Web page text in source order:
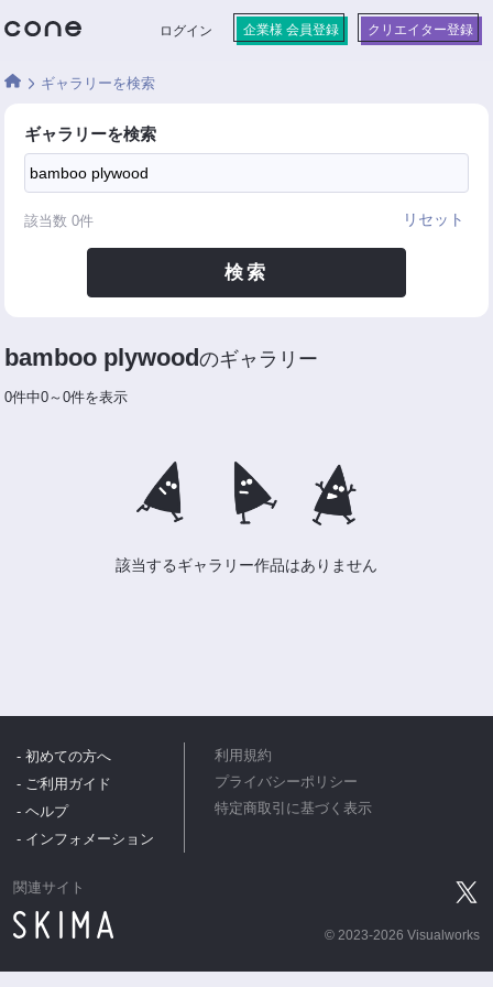
ログイン 企業様 会員登録 クリエイター登録
ギャラリーを検索
ギャラリーを検索
該当数0件 リセット
検索
bamboo plywoodのギャラリー
0件中0～0件を表示
該当するギャラリー作品はありません
- 初めての方へ
- ご利用ガイド
- ヘルプ
- インフォメーション
利用規約
プライバシーポリシー
特定商取引に基づく表示
関連サイト
© 2023-2026 Visualworks